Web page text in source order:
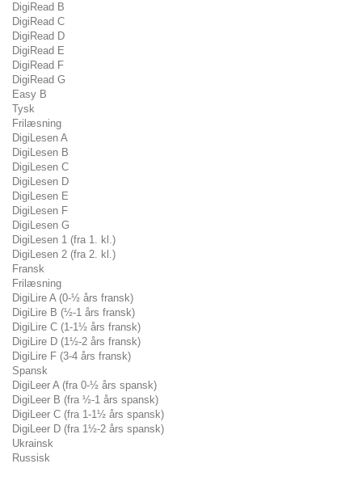
DigiRead B
DigiRead C
DigiRead D
DigiRead E
DigiRead F
DigiRead G
Easy B
Tysk
Frilæsning
DigiLesen A
DigiLesen B
DigiLesen C
DigiLesen D
DigiLesen E
DigiLesen F
DigiLesen G
DigiLesen 1 (fra 1. kl.)
DigiLesen 2 (fra 2. kl.)
Fransk
Frilæsning
DigiLire A (0-½ års fransk)
DigiLire B (½-1 års fransk)
DigiLire C (1-1½ års fransk)
DigiLire D (1½-2 års fransk)
DigiLire F (3-4 års fransk)
Spansk
DigiLeer A (fra 0-½ års spansk)
DigiLeer B (fra ½-1 års spansk)
DigiLeer C (fra 1-1½ års spansk)
DigiLeer D (fra 1½-2 års spansk)
Ukrainsk
Russisk